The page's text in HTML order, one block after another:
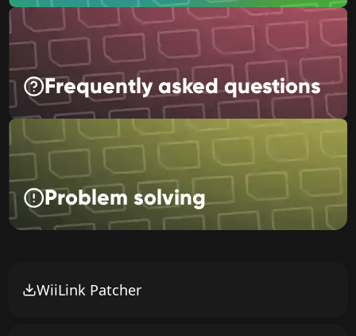
Frequently asked questions
Problem solving
WiiLink Patcher